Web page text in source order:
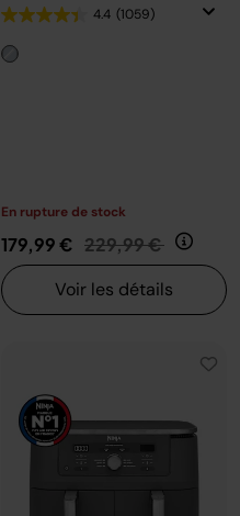
4.4 (1059)
En rupture de stock
179,99 € Prix réduit de
229,99 € au
Voir les détails